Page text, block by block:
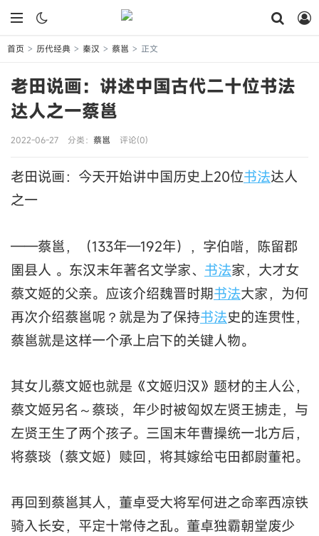
首页 > 历代经典 > 秦汉 > 蔡邕 > 正文
老田说画：讲述中国古代二十位书法
达人之一蔡邕
2022-06-27 分类： 蔡邕 评论(0)
老田说画：今天开始讲中国历史上20位书法达人
之一
——蔡邕，（133年—192年），字伯喈，陈留郡
圉县人 。东汉末年著名文学家、 书法家，大才女
蔡文姬的父亲。应该介绍魏晋时期书法大家，为何
再次介绍蔡邕呢？就是为了保持书法史的连贯性，
蔡邕就是这样一个承上启下的关键人物。
其女儿蔡文姬也就是《文姬归汉》题材的主人公，
蔡文姬另名～蔡琰，年少时被匈奴左贤王掳走，与
左贤王生了两个孩子。三国末年曹操统一北方后，
将蔡琰（蔡文姬）赎回，将其嫁给屯田都尉董祀。
再回到蔡邕其人，董卓受大将军何进之命率西凉铁
骑入长安，平定十常侍之乱。董卓独霸朝堂废少